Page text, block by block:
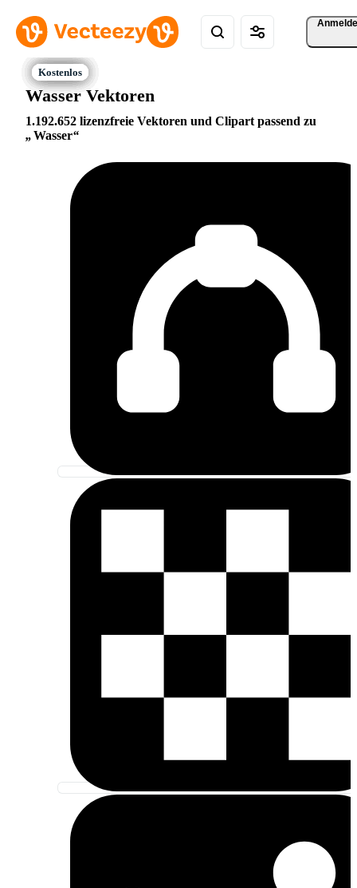
Wasser Vektoren
1.192.652 lizenzfreie Vektoren und Clipart passend zu
Wasser